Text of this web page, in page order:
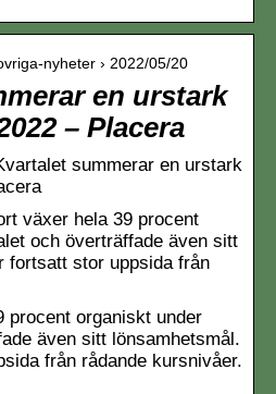
nyheter › 2022/05/20
en urstark
– Placera
summerar en urstark
växer hela 39 procent
och överträffade även sitt
fortsatt stor uppsida från
procent organiskt under
även sitt lönsamhetsmål.
från rådande kursnivåer.